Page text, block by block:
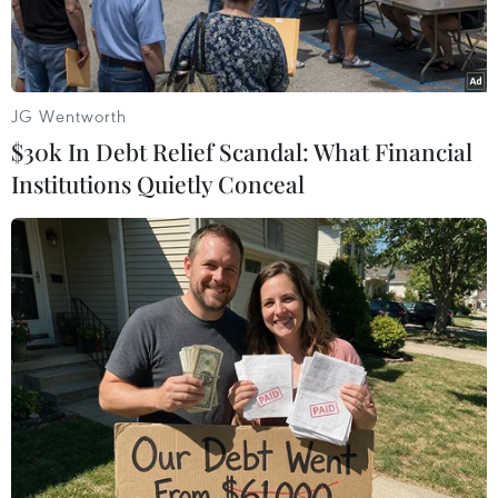
thi.
Các loại mặt hàng bày bán tại sạp bán thực phẩm ở phường
Tân Mỹ (Thành phố Hồ Chí Minh). (Ảnh: Hương Giang/TTXVN)
Chiều 5/6, Cục An toàn Thực phẩm (Bộ Y tế) đã
có văn bản gửi Sở Y tế các tỉnh, thành phố và Sở
An toàn thực phẩm Thành phố Hồ Chí Minh về
JG Wentworth
$30k In Debt Relief Scandal: What Financial
Institutions Quietly Conceal